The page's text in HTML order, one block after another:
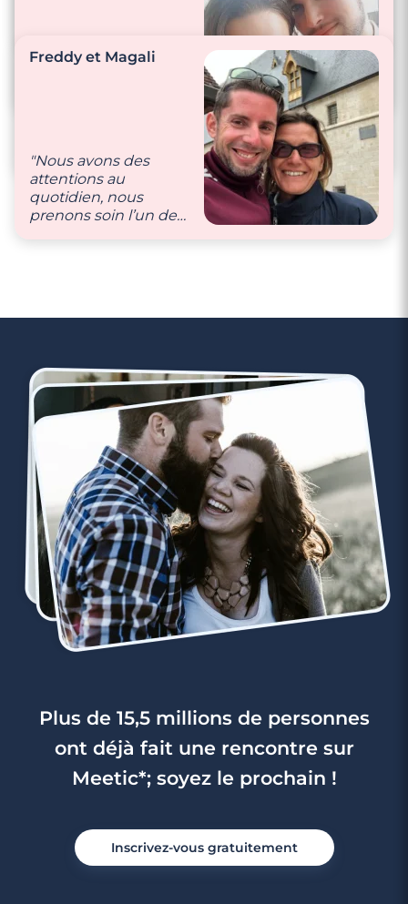
"Il est gentil, drôle,
attentionné, serviable,
également ! ? Nous
avons une grande
complicité ! Petits
cadeaux et petites
sorties en amoureux
Freddy et Magali
"Nous avons des
attentions au
quotidien, nous
prenons soin l’un de
Plus de 15,5 millions de personnes
ont déjà fait une rencontre sur
Meetic*; soyez le prochain !
Inscrivez-vous gratuitement